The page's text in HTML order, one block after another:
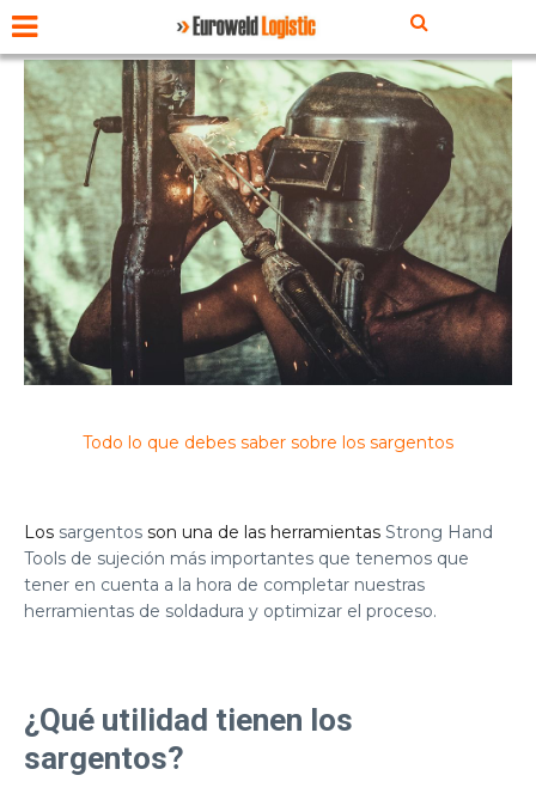
Todo lo que debes saber sobre los sargentos
Los sargentos son una de las herramientas Strong Hand
Tools de sujeción más importantes que tenemos que
tener en cuenta a la hora de completar nuestras
herramientas de soldadura y optimizar el proceso.
¿Qué utilidad tienen los
sargentos?